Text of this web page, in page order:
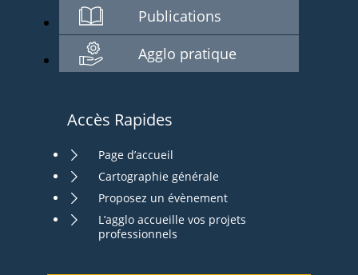
Publications
Agglo pratique
Accès Rapides
Page d’accueil
Cartographie générale
Proposez un évènement
L’agglo accueille vos projets
professionnels